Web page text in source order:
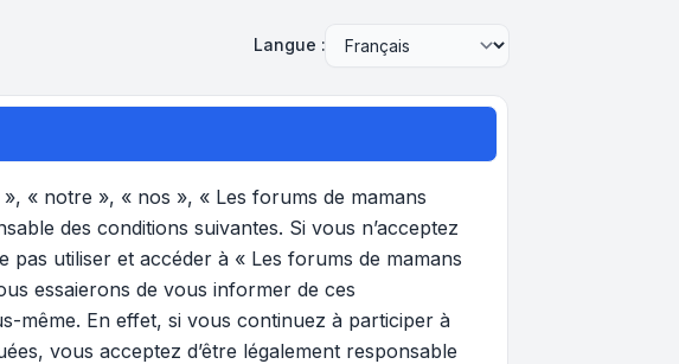
Langue :
« notre », « nos », « Les forums de mamans
des conditions suivantes. Si vous n’acceptez
pas utiliser et accéder à « Les forums de mamans
essaierons de vous informer de ces
même. En effet, si vous continuez à participer à
vous acceptez d’être légalement responsable